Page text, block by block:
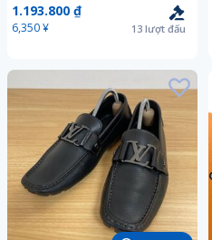
チ
1.193.800 ₫
6,350 ¥ 13 lượt đấu